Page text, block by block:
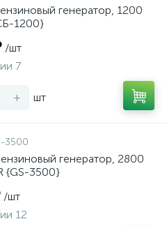
генератор, 1200
1200}
/шт
7
+ шт
3500
генератор, 2800
{GS-3500}
/шт
12